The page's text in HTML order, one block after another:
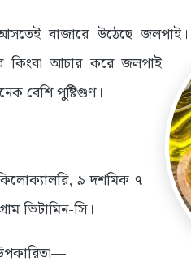
বাজারে উঠেছে জলপাই।
কিংবা আচার করে জলপাই
বেশি পুষ্টিগুণ।
৯ দশমিক ৭
ভিটামিন-সি।